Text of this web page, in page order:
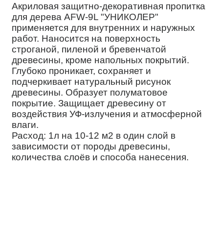
Акриловая защитно-декоративная пропитка
для дерева AFW-9L "УНИКОЛЕР"
применяется для внутренних и наружных
работ. Наносится на поверхность
строганой, пиленой и бревенчатой
древесины, кроме напольных покрытий.
Глубоко проникает, сохраняет и
подчеркивает натуральный рисунок
древесины. Образует полуматовое
покрытие. Защищает древесину от
воздействия УФ-излучения и атмосферной
влаги.
Расход: 1л на 10-12 м2 в один слой в
зависимости от породы древесины,
количества слоёв и способа нанесения.